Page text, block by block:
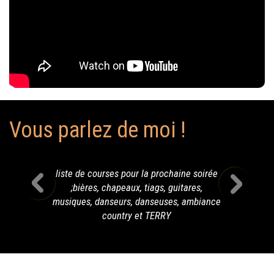
Vous parlez de moi !
liste de courses pour la prochaine soirée
;bières, chapeaux, tiags, guitares,
musiques, danseurs, danseuses, ambiance
country et TERRY